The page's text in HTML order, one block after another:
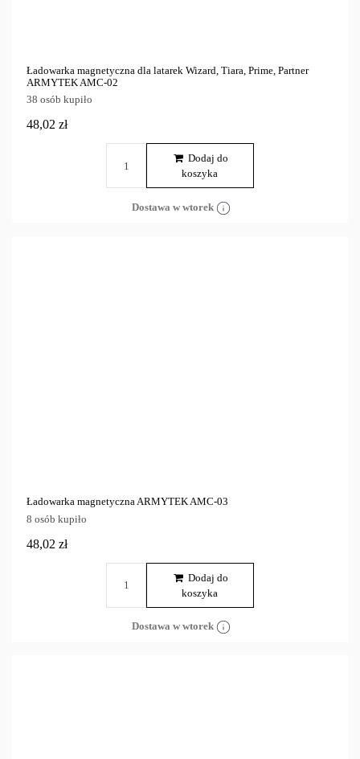
Ładowarka magnetyczna dla latarek Wizard, Tiara, Prime, Partner
ARMYTEK AMC-02
38 osób kupiło
48,02 zł
Dodaj do
koszyka
Dostawa w wtorek
Ładowarka magnetyczna ARMYTEK AMC-03
8 osób kupiło
48,02 zł
Dodaj do
koszyka
Dostawa w wtorek